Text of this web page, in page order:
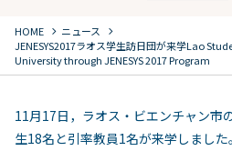
HOME chevron_right ニュース chevron_right
JENESYS2017ラオス学生訪日団が来学Lao
University through JENESYS 2017 Program
11月17日，ラオス・ビエンチャン市
生18名と引率教員1名が来学しまし